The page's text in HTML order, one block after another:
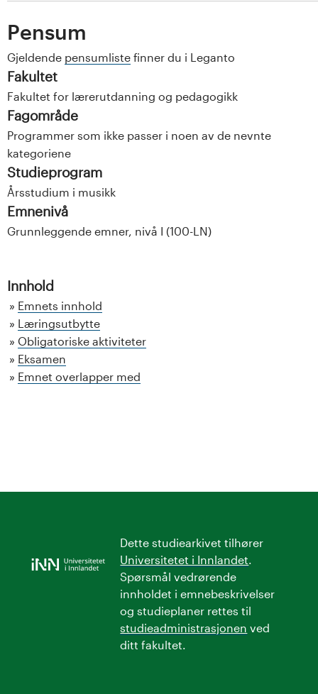
Pensum
Gjeldende pensumliste finner du i Leganto
Fakultet
Fakultet for lærerutdanning og pedagogikk
Fagområde
Programmer som ikke passer i noen av de nevnte
kategoriene
Studieprogram
Årsstudium i musikk
Emnenivå
Grunnleggende emner, nivå I (100-LN)
Innhold
Emnets innhold
Læringsutbytte
Obligatoriske aktiviteter
Eksamen
Emnet overlapper med
Dette studiearkivet tilhører
Universitetet i Innlandet
Spørsmål vedrørende
innholdet i emnebeskrivelser
og studieplaner rettes til
studieadministrasjonen ved
ditt fakultet.